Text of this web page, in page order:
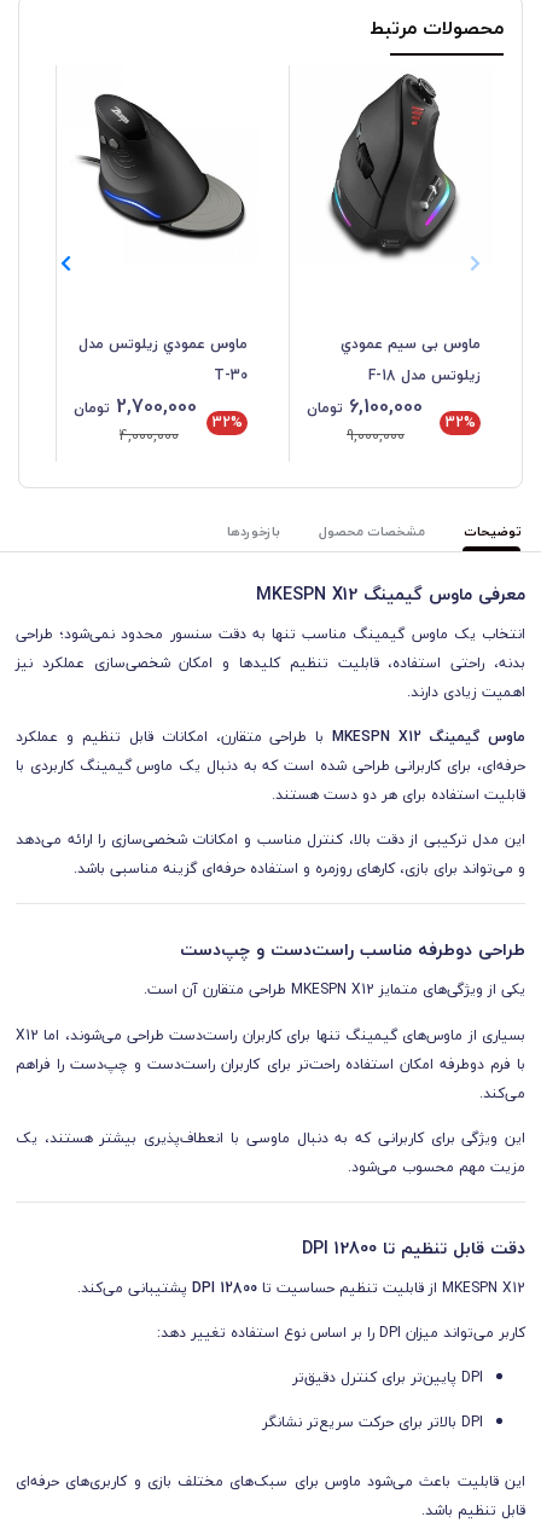
محصولات مرتبط
ماوس بی سیم عمودي
زیلوتس مدل F-18
32%
6,100,000 تومان
9,000,000
ماوس عمودي زیلوتس مدل
T-30
32%
2,700,000 تومان
4,000,000
توضیحات مشخصات محصول بازخوردها
معرفی ماوس گیمینگ MKESPN X12
انتخاب یک ماوس گیمینگ مناسب تنها به دقت سنسور محدود نمی‌شود؛ طراحی
بدنه، راحتی استفاده، قابلیت تنظیم کلیدها و امکان شخصی‌سازی عملکرد نیز
اهمیت زیادی دارند.
ماوس گیمینگ MKESPN X12
با طراحی متقارن، امکانات قابل تنظیم و عملکرد
حرفه‌ای، برای کاربرانی طراحی شده است که به دنبال یک ماوس گیمینگ کاربردی با
قابلیت استفاده برای هر دو دست هستند.
این مدل ترکیبی از دقت بالا، کنترل مناسب و امکانات شخصی‌سازی را ارائه می‌دهد
و می‌تواند برای بازی، کارهای روزمره و استفاده حرفه‌ای گزینه مناسبی باشد.
طراحی دوطرفه مناسب راست‌دست و چپ‌دست
یکی از ویژگی‌های متمایز MKESPN X12 طراحی متقارن آن است.
بسیاری از ماوس‌های گیمینگ تنها برای کاربران راست‌دست طراحی می‌شوند، اما X12
با فرم دوطرفه امکان استفاده راحت‌تر برای کاربران راست‌دست و چپ‌دست را فراهم
می‌کند.
این ویژگی برای کاربرانی که به دنبال ماوسی با انعطاف‌پذیری بیشتر هستند، یک
مزیت مهم محسوب می‌شود.
دقت قابل تنظیم تا 12800 DPI
MKESPN X12 از قابلیت تنظیم حساسیت تا 12800 DPI
پشتیبانی می‌کند.
کاربر می‌تواند میزان DPI را بر اساس نوع استفاده تغییر دهد:
DPI پایین‌تر برای کنترل دقیق‌تر
DPI بالاتر برای حرکت سریع‌تر نشانگر
این قابلیت باعث می‌شود ماوس برای سبک‌های مختلف بازی و کاربری‌های حرفه‌ای
قابل تنظیم باشد.